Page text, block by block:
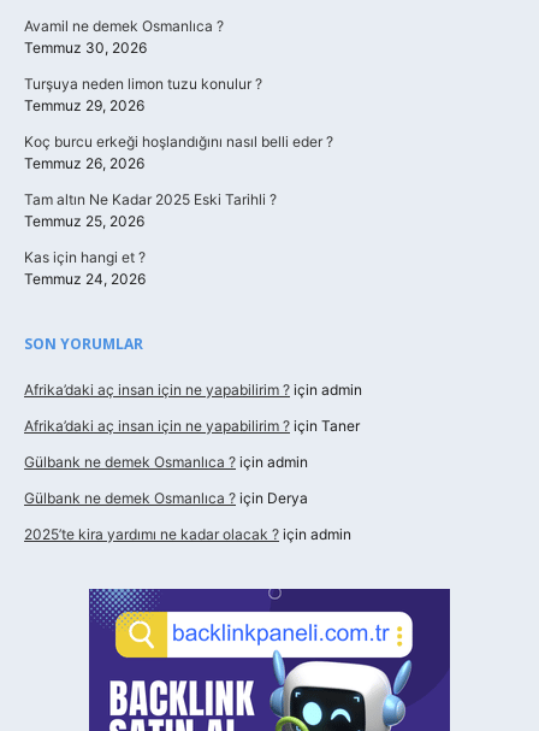
Avamil ne demek Osmanlıca ?
Temmuz 30, 2026
Turşuya neden limon tuzu konulur ?
Temmuz 29, 2026
Koç burcu erkeği hoşlandığını nasıl belli eder ?
Temmuz 26, 2026
Tam altın Ne Kadar 2025 Eski Tarihli ?
Temmuz 25, 2026
Kas için hangi et ?
Temmuz 24, 2026
SON YORUMLAR
Afrika’daki aç insan için ne yapabilirim ? için admin
Afrika’daki aç insan için ne yapabilirim ? için Taner
Gülbank ne demek Osmanlıca ? için admin
Gülbank ne demek Osmanlıca ? için Derya
2025’te kira yardımı ne kadar olacak ? için admin